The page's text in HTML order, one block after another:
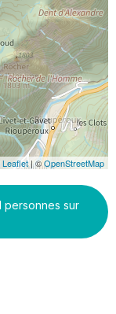
Leaflet|©OpenStreetMap
personnes sur